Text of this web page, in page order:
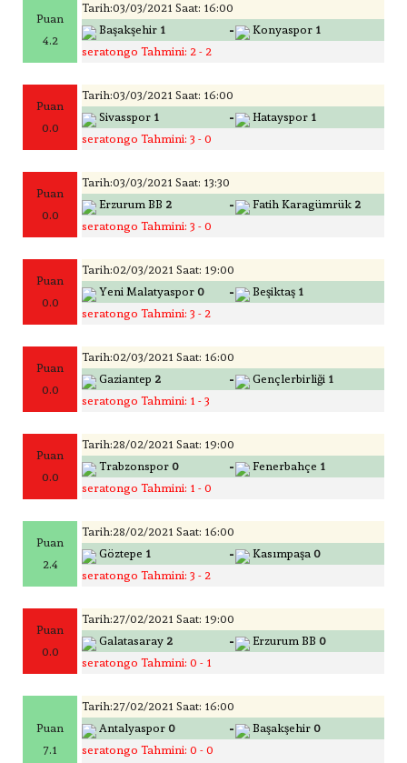
Puan
4.2
Tarih:03/03/2021 Saat: 16:00
Başakşehir 1 - Konyaspor 1
seratongo Tahmini: 2 - 2
Puan
0.0
Tarih:03/03/2021 Saat: 16:00
Sivasspor 1 - Hatayspor 1
seratongo Tahmini: 3 - 0
Puan
0.0
Tarih:03/03/2021 Saat: 13:30
Erzurum BB 2 - Fatih Karagümrük 2
seratongo Tahmini: 3 - 0
Puan
0.0
Tarih:02/03/2021 Saat: 19:00
Yeni Malatyaspor 0 - Beşiktaş 1
seratongo Tahmini: 3 - 2
Puan
0.0
Tarih:02/03/2021 Saat: 16:00
Gaziantep 2 - Gençlerbirliği 1
seratongo Tahmini: 1 - 3
Puan
0.0
Tarih:28/02/2021 Saat: 19:00
Trabzonspor 0 - Fenerbahçe 1
seratongo Tahmini: 1 - 0
Puan
2.4
Tarih:28/02/2021 Saat: 16:00
Göztepe 1 - Kasımpaşa 0
seratongo Tahmini: 3 - 2
Puan
0.0
Tarih:27/02/2021 Saat: 19:00
Galatasaray 2 - Erzurum BB 0
seratongo Tahmini: 0 - 1
Puan
7.1
Tarih:27/02/2021 Saat: 16:00
Antalyaspor 0 - Başakşehir 0
seratongo Tahmini: 0 - 0